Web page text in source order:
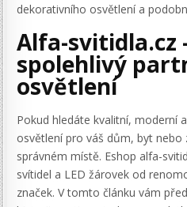
dekorativního osvětlení a
Alfa-svitidla.cz
spolehlivý
osvětlení
Pokud hledáte kvalitní, moderní
osvětlení pro váš dům, byt nebo
správném místě. Eshop alfa-
svítidel a LED žárovek od
značek. V tomto článku vám